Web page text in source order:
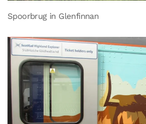
Spoorbrug in Glenfinnan